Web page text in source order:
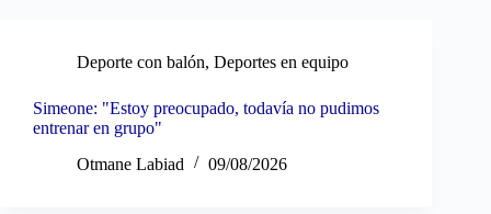
Deporte con balón, Deportes en equipo
Simeone: "Estoy preocupado, todavía no pudimos
entrenar en grupo"
Otmane Labiad
09/08/2026